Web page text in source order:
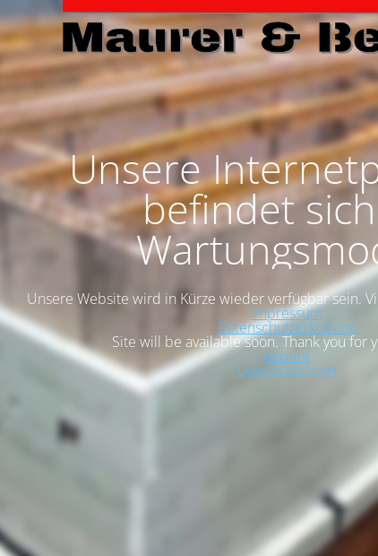
Unsere
befindet
Unsere Website wird in Kürze wieder verfügbar sein.
Impressum
Datenschutzerklärung
Site will be available soon. Thank you for
imprint
Data protection